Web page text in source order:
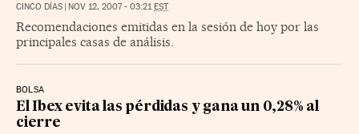
CINCO DÍAS | NOV 12, 2007 - 03:21 EST
Recomendaciones emitidas en la sesión de hoy por las
principales casas de análisis.
BOLSA
El Ibex evita las pérdidas y gana un 0,28% al
cierre